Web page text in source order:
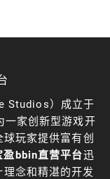
Studios）成立于
一家创新型游戏开
玩家提供富有创
盈bbin直营平台迅
念和精湛的开发